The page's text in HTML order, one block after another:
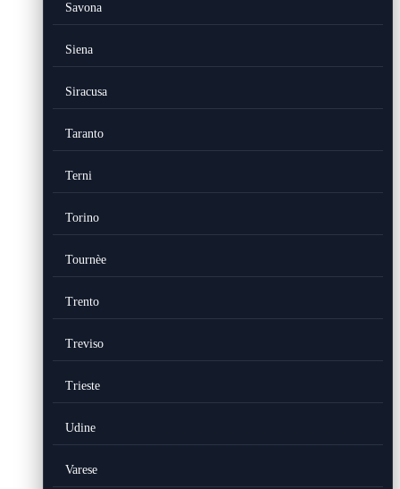
Savona
Siena
Siracusa
Taranto
Terni
Torino
Tournèe
Trento
Treviso
Trieste
Udine
Varese